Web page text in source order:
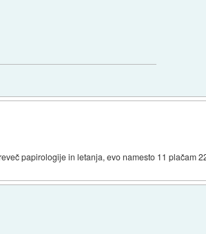
papirologije in letanja, evo namesto 11 plačam